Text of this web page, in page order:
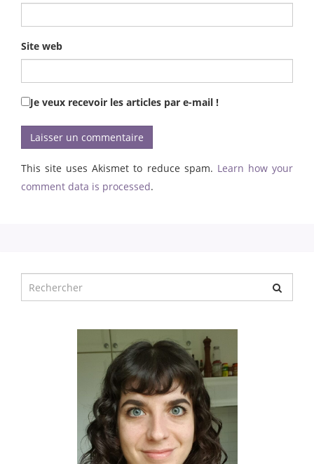
Site web
Je veux recevoir les articles par e-mail !
This site uses Akismet to reduce spam. Learn how your
comment data is processed.
pour